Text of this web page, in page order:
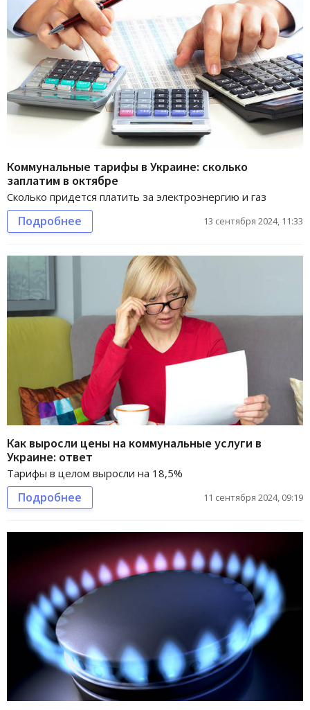
Коммунальные тарифы в Украине: сколько
заплатим в октябре
Сколько придется платить за электроэнергию и газ
Подробнее 13 сентября 2024, 11:33
Как выросли цены на коммунальные услуги в
Украине: ответ
Тарифы в целом выросли на 18,5%
Подробнее 11 сентября 2024, 09:19